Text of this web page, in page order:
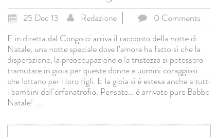
25 Dec 13 Redazione
0 Comments
E in diretta dal Congo ci arriva il racconto della notte di
Natale, una notte speciale dove l'amore ha fatto sì che la
disperazione, la preoccupazione o la tristezza si potessero
tramutare in gioia per queste donne e uomini coraggiosi
che lottano per i loro figli. E la gioia si è estesa anche a tutti
i bambini dell'orfanatrofio. Pensate... è arrivato pure Babbo
Natale! ...